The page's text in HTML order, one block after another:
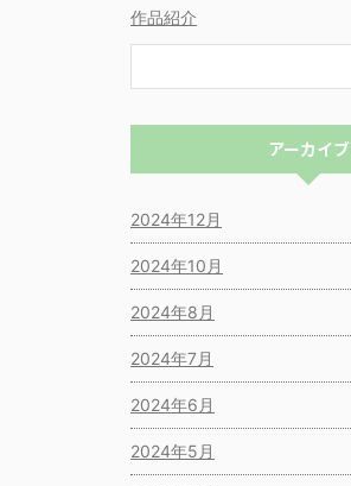
作品紹介
アーカイブ
2024年12月
2024年10月
2024年8月
2024年7月
2024年6月
2024年5月